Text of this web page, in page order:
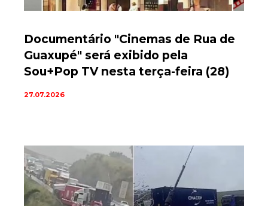
Documentário "Cinemas de Rua de
Guaxupé" será exibido pela
Sou+Pop TV nesta terça-feira (28)
27.07.2026